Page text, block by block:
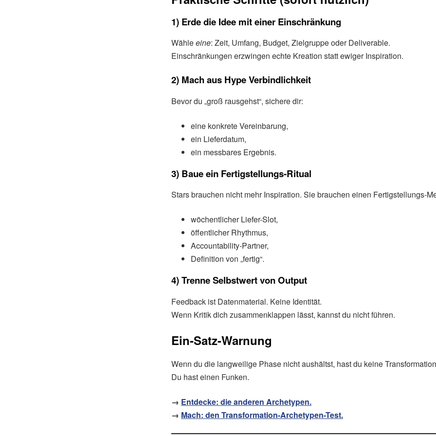
1) Erde die Idee mit einer Einschränkung
Wähleeine: Zeit, Umfang, Budget, Zielgruppe oder Deliverable.
Einschränkungen erzwingen echte Kreation statt ewiger Inspiration.
2) Mach aus Hype Verbindlichkeit
Bevor du „groß rausgehst“, sichere dir:
eine konkrete Vereinbarung,
ein Lieferdatum,
ein messbares Ergebnis.
3) Baue ein Fertigstellungs-Ritual
Stars brauchen nicht mehr Inspiration. Sie brauchen einen Fertigstellungs-
wöchentlicher Liefer-Slot,
öffentlicher Rhythmus,
Accountability-Partner,
Definition von „fertig“.
4) Trenne Selbstwert von Output
Feedback ist Datenmaterial. Keine Identität.
Wenn Kritik dich zusammenklappen lässt, kannst du nicht führen.
Ein-Satz-Warnung
Wenn du die langweilige Phase nicht aushältst, hast du keine
Du hast einen Funken.
→ Entdecke: die anderen Archetypen.
→ Mach: den Transformation-Archetypen-Test.